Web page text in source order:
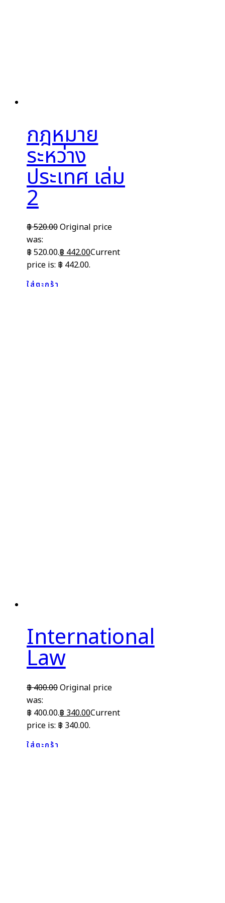
กฎหมาย
ระหว่าง
ประเทศ เล่ม
2
฿520.00Original price
was:
฿ 520.00.฿442.00Current
price is: ฿ 442.00.
ใส่ตะกร้า
International
Law
฿400.00Original price
was:
฿ 400.00.฿ 340.00Current
price is: ฿ 340.00.
ใส่ตะกร้า